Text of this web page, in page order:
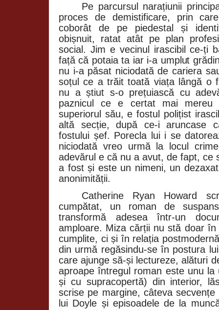
Pe parcursul narațiunii
proces de demistificare, prin
coborât de pe piedestal și
obișnuit, ratat atât pe plan
social. Jim e vecinul irascibil ce-ți
față că potaia ta iar i-a umplut
nu i-a păsat niciodată de cariera
soțul ce a trăit toată viața lângă o
nu a știut s-o prețuiască cu
paznicul ce e certat mai
superiorul său, e fostul polițist
altă secție, după ce-i aruncase
fostului șef. Porecla lui i se
niciodată vreo urmă la locul
adevărul e că nu a avut, de fapt, ce
a fost și este un nimeni, un
anonimității.
Catherine Ryan Howard
cumpătat, un roman de
transformă adesea într-un
amploare. Miza cărții nu stă doar
cumplite, ci și în relația
din urmă regăsindu-se în postura
care ajunge să-și lectureze, alături
aproape întregul roman este unu
și cu supracopertă) din interior,
scrise pe margine, câteva
lui Doyle și episoadele de la